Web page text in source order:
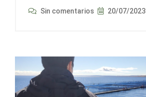
Sin comentarios 20/07/2023